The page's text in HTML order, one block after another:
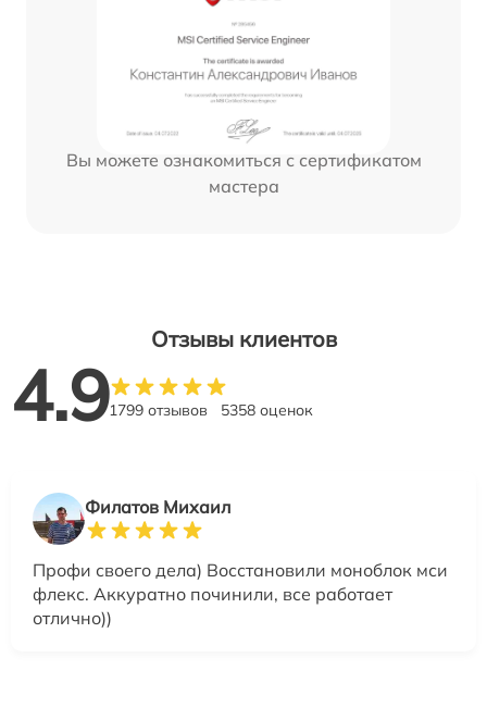
Вы можете ознакомиться с сертификатом
мастера
Отзывы клиентов
4.91799 отзывов 5358 оценок
Филатов Михаил
Профи своего дела) Восстановили моноблок мси
флекс. Аккуратно починили, все работает
отлично))